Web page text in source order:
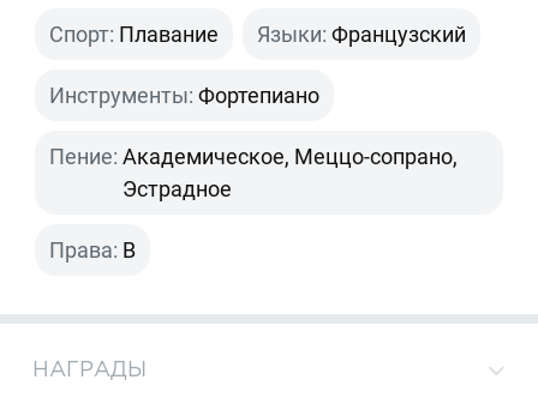
Спорт: Плавание Языки: Французский
Инструменты: Фортепиано
Пение: Академическое, Меццо-сопрано,
Эстрадное
Права: B
НАГРАДЫ